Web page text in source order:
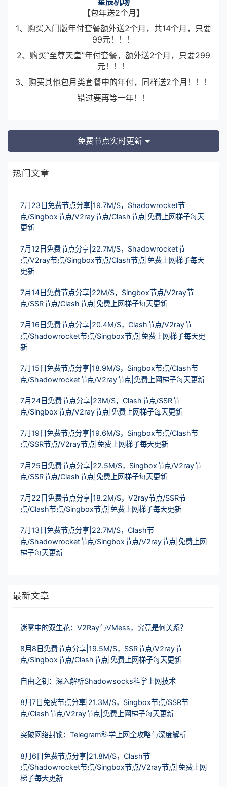
【包年送2个月】
1、购买入门版年付套餐额外送2个月，共14个月，只要
99元！！！
2、购买“至尊天皇”年付套餐，额外送2个月，只要299
元！！！
3、购买其他包月类套餐中的年付，同样送2个月！！！
错过要再等一年！！
免费节点实时更新
热门文章
7月23日免费节点分享|19.7M/S，Shadowrocket节
点/Singbox节点/V2ray节点/Clash节点|免费上网梯子每天
更新
7月12日免费节点分享|22.7M/S，Shadowrocket节
点/V2ray节点/Singbox节点/Clash节点|免费上网梯子每天
更新
7月14日免费节点分享|22M/S，Singbox节点/V2ray节
点/SSR节点/Clash节点|免费上网梯子每天更新
7月16日免费节点分享|20.4M/S，Clash节点/V2ray节
点/Shadowrocket节点/Singbox节点|免费上网梯子每天更
新
7月15日免费节点分享|18.9M/S，Singbox节点/Clash节
点/Shadowrocket节点/V2ray节点|免费上网梯子每天更新
7月24日免费节点分享|23M/S，Clash节点/SSR节
点/Singbox节点/V2ray节点|免费上网梯子每天更新
7月19日免费节点分享|19.6M/S，Singbox节点/Clash节
点/SSR节点/V2ray节点|免费上网梯子每天更新
7月25日免费节点分享|22.5M/S，Singbox节点/V2ray节
点/SSR节点/Clash节点|免费上网梯子每天更新
7月22日免费节点分享|18.2M/S，V2ray节点/SSR节
点/Clash节点/Singbox节点|免费上网梯子每天更新
7月13日免费节点分享|22.7M/S，Clash节
点/Shadowrocket节点/Singbox节点/V2ray节点|免费上网
梯子每天更新
最新文章
迷雾中的双生花：V2Ray与VMess，究竟是何关系？
8月8日免费节点分享|19.5M/S，SSR节点/V2ray节
点/Singbox节点/Clash节点|免费上网梯子每天更新
自由之钥：深入解析Shadowsocks科学上网技术
8月7日免费节点分享|21.3M/S，Singbox节点/SSR节
点/Clash节点/V2ray节点|免费上网梯子每天更新
突破网络封锁：Telegram科学上网全攻略与深度解析
8月6日免费节点分享|21.8M/S，Clash节
点/Shadowrocket节点/Singbox节点/V2ray节点|免费上网
梯子每天更新